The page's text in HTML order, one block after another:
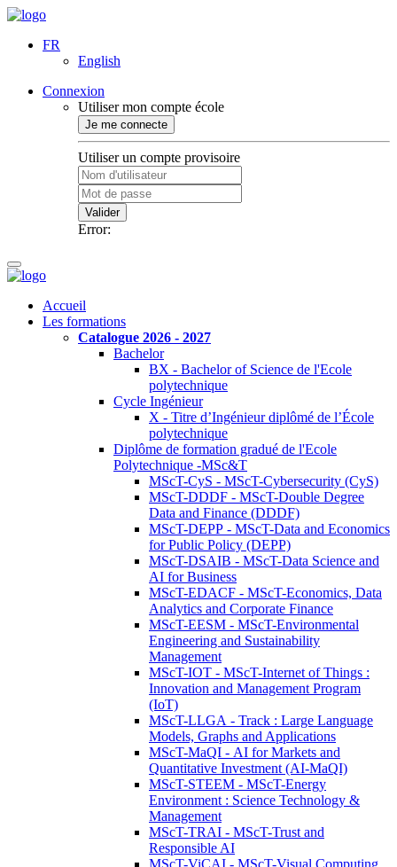
FR
English
Connexion
Utiliser mon compte école
Je me connecte
Utiliser un compte provisoire
Valider
Error:
Accueil
Les formations
Catalogue 2026 - 2027
Bachelor
BX - Bachelor of Science de l'Ecole
polytechnique
Cycle Ingénieur
X - Titre d’Ingénieur diplômé de l’École
polytechnique
Diplôme de formation gradué de l'Ecole
Polytechnique -MSc&T
MScT-CyS - MScT-Cybersecurity (CyS)
MScT-DDDF - MScT-Double Degree
Data and Finance (DDDF)
MScT-DEPP - MScT-Data and Economics
for Public Policy (DEPP)
MScT-DSAIB - MScT-Data Science and
AI for Business
MScT-EDACF - MScT-Economics, Data
Analytics and Corporate Finance
MScT-EESM - MScT-Environmental
Engineering and Sustainability
Management
MScT-IOT - MScT-Internet of Things :
Innovation and Management Program
(IoT)
MScT-LLGA - Track : Large Language
Models, Graphs and Applications
MScT-MaQI - AI for Markets and
Quantitative Investment (AI-MaQI)
MScT-STEEM - MScT-Energy
Environment : Science Technology &
Management
MScT-TRAI - MScT-Trust and
Responsible AI
MScT-ViCAI - MScT-Visual Computing